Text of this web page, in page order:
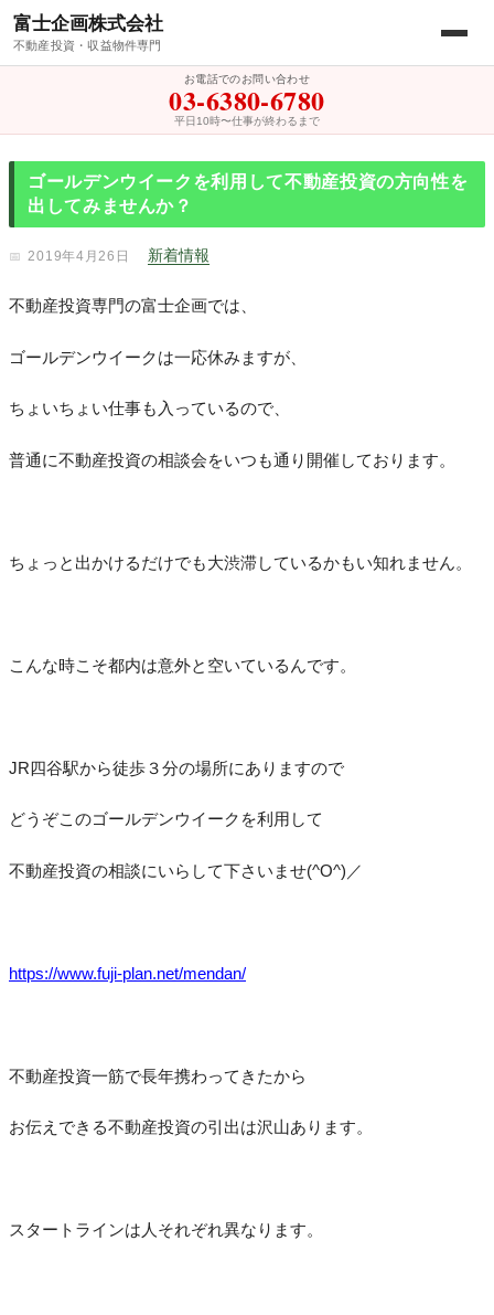
富士企画株式会社
不動産投資・収益物件専門
お電話でのお問い合わせ
03-6380-6780
平日10時〜仕事が終わるまで
ゴールデンウイークを利用して不動産投資の方向性を
出してみませんか？
2019年4月26日 新着情報
不動産投資専門の富士企画では、
ゴールデンウイークは一応休みますが、
ちょいちょい仕事も入っているので、
普通に不動産投資の相談会をいつも通り開催しております。
ちょっと出かけるだけでも大渋滞しているかもい知れません。
こんな時こそ都内は意外と空いているんです。
JR四谷駅から徒歩３分の場所にありますので
どうぞこのゴールデンウイークを利用して
不動産投資の相談にいらして下さいませ(^O^)／
https://www.fuji-plan.net/mendan/
不動産投資一筋で長年携わってきたから
お伝えできる不動産投資の引出は沢山あります。
スタートラインは人それぞれ異なります。